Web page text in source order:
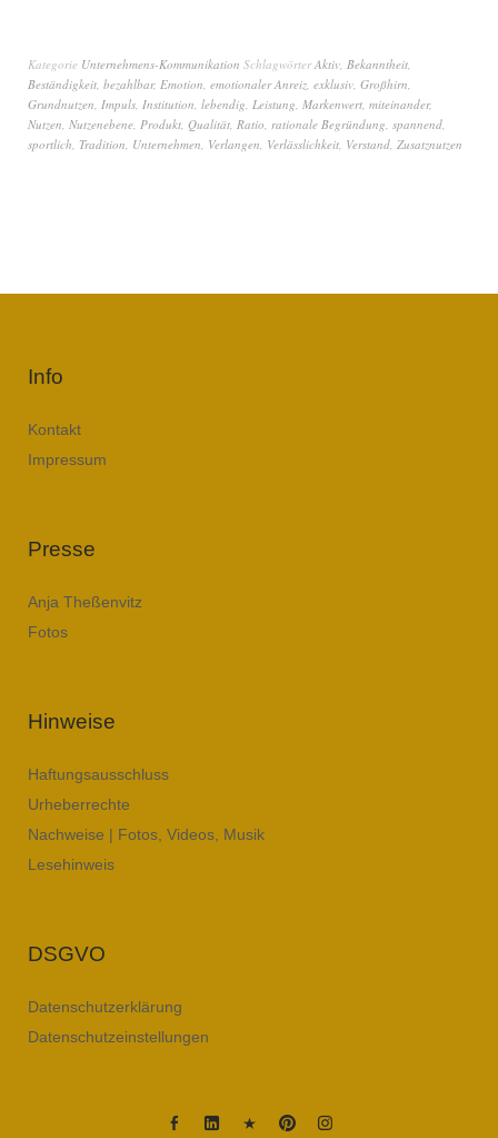
Kategorie Unternehmens-Kommunikation SchlagwörterAktiv, Bekanntheit,
Beständigkeit, bezahlbar, Emotion, emotionaler Anreiz, exklusiv, Großhirn,
Grundnutzen, Impuls, Institution, lebendig, Leistung, Markenwert, miteinander,
Nutzen, Nutzenebene, Produkt, Qualität, Ratio, rationale Begründung, spannend,
sportlich, Tradition, Unternehmen, Verlangen, Verlässlichkeit, Verstand, Zusatznutzen
Info
Kontakt
Impressum
Presse
Anja Theßenvitz
Fotos
Hinweise
Haftungsausschluss
Urheberrechte
Nachweise | Fotos, Videos, Musik
Lesehinweis
DSGVO
Datenschutzerklärung
Datenschutzeinstellungen